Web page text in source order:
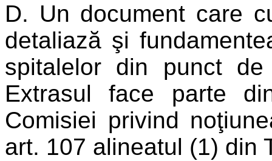
D. Un document care
detaliază şi
spitalelor din punct
Extrasul face parte
Comisiei privind
art. 107 alineatul (1) din